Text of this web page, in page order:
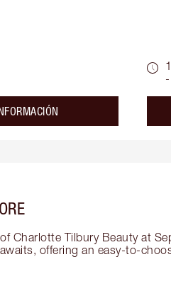
Charlotte Tilbury Beauty at
offering an easy-to-